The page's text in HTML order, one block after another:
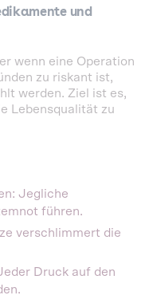
und
wenn eine Operation
zu riskant ist,
werden. Ziel ist es,
Lebensqualität zu
Jegliche
führen.
verschlimmert die
Druck auf den